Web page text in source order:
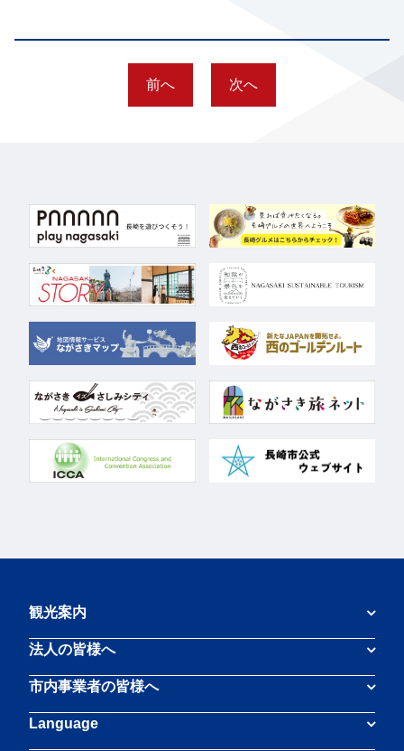
前へ 次へ
観光案内
法人の皆様へ
市内事業者の皆様へ
Language